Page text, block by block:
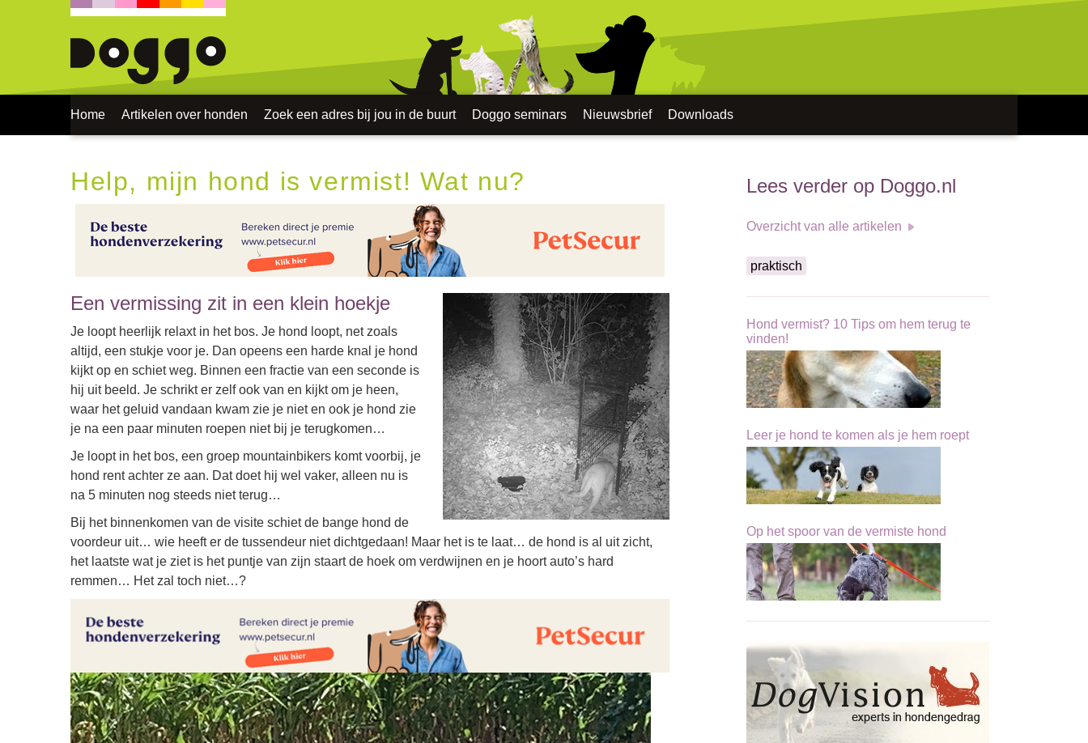
Home Artikelen over honden Zoek een adres bij jou in de buurt Doggo seminars Nieuwsbrief Downloads
Help, mijn hond is vermist! Wat nu?
Een vermissing zit in een klein hoekje
Je loopt heerlijk relaxt in het bos. Je hond loopt, net zoals
altijd, een stukje voor je. Dan opeens een harde knal je hond
kijkt op en schiet weg. Binnen een fractie van een seconde is
hij uit beeld. Je schrikt er zelf ook van en kijkt om je heen,
waar het geluid vandaan kwam zie je niet en ook je hond zie
je na een paar minuten roepen niet bij je terugkomen…
Je loopt in het bos, een groep mountainbikers komt voorbij, je
hond rent achter ze aan. Dat doet hij wel vaker, alleen nu is
na 5 minuten nog steeds niet terug…
Bij het binnenkomen van de visite schiet de bange hond de
voordeur uit… wie heeft er de tussendeur niet dichtgedaan! Maar het is te laat… de hond is al uit zicht,
het laatste wat je ziet is het puntje van zijn staart de hoek om verdwijnen en je hoort auto’s hard
remmen… Het zal toch niet…?
Lees verder op Doggo.nl
Overzicht van alle artikelen
praktisch
Hond vermist? 10 Tips om hem terug te
vinden!
Leer je hond te komen als je hem roept
Op het spoor van de vermiste hond